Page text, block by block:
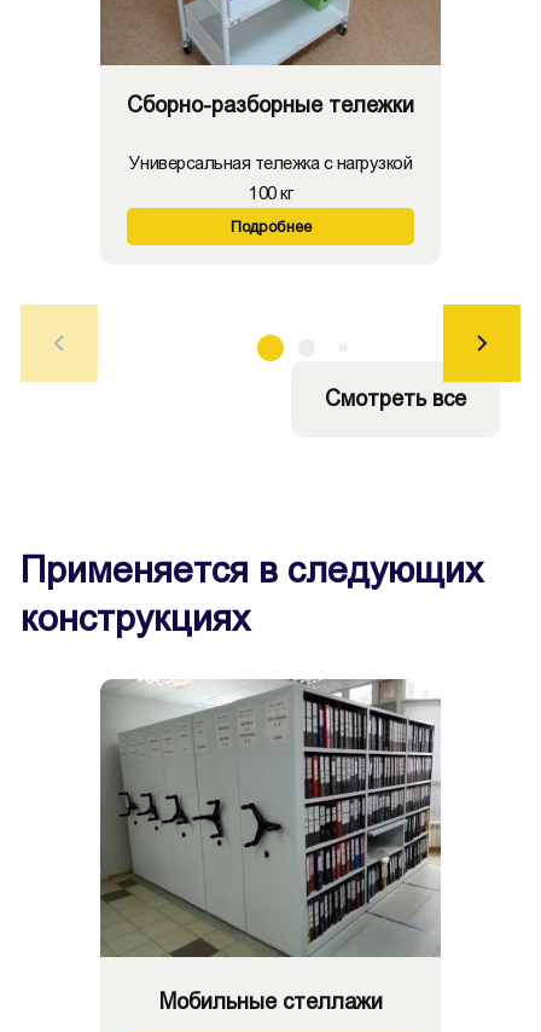
Сборно-разборные тележки
Универсальная тележка с нагрузкой
100 кг
Подробнее
Смотреть все
Применяется в следующих
конструкциях
Мобильные стеллажи